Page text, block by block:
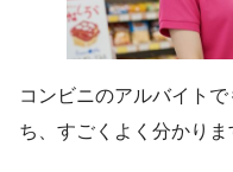
コンビニのアルバイト
ち、すごくよく分かりま